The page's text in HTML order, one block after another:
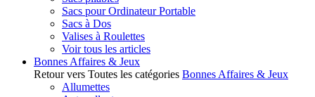
Sacs pour Ordinateur Portable
Sacs à Dos
Valises à Roulettes
Voir tous les articles
Bonnes Affaires & Jeux
Retour vers Toutes les catégories Bonnes Affaires & Jeux
Allumettes